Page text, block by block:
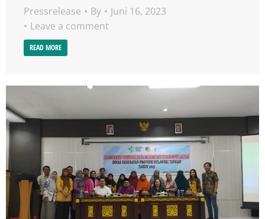
Pressrelease By
Juni 16, 2023
Leave a comment
READ MORE